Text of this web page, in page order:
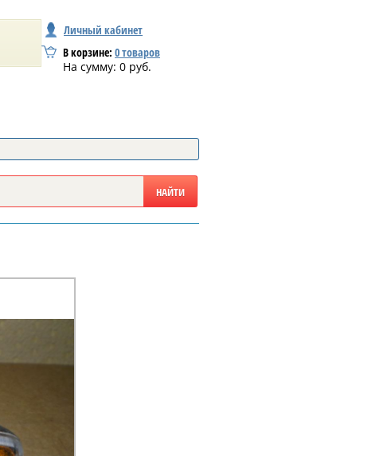
Личный кабинет
В корзине: 0товаров
На сумму: 0 руб.